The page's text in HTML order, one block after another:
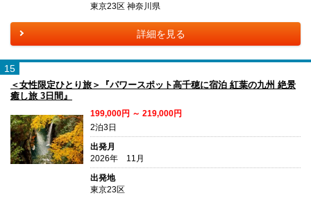
東京23区 神奈川県
詳細を見る
15
＜女性限定ひとり旅＞『パワースポット高千穂に宿泊 紅葉の九州 絶景
癒し旅 3日間』
199,000円 ～ 219,000円
2泊3日
出発月
2026年 11月
出発地
東京23区